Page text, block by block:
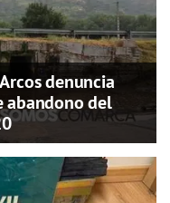
denuncia
abandono del